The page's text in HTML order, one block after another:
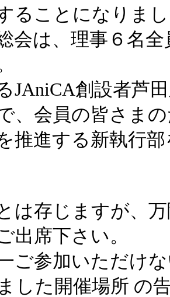
ることになりま
会は、理事６名全
JAniCA創設者芦
、会員の皆さま
推進する新執行
は存じますが、
出席下さい。
ご参加いただけ
した開催場所 の